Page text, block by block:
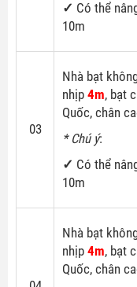
✓ Có thể
10m
03
Nhà bạt
nhịp 4m, bạt
Quốc, chân
* Chú ý:
✓ Có thể
10m
Nhà bạt
nhịp 4m, bạt
Quốc, chân